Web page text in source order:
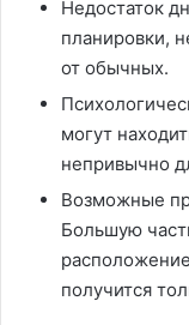
Недостаток
планировки,
от обычных.
могут
непривычно
Возможные
Большую
получится